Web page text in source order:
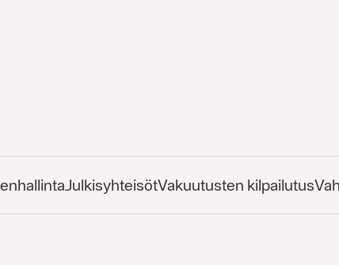
JulkisyhteisötVakuutusten kilpailutus